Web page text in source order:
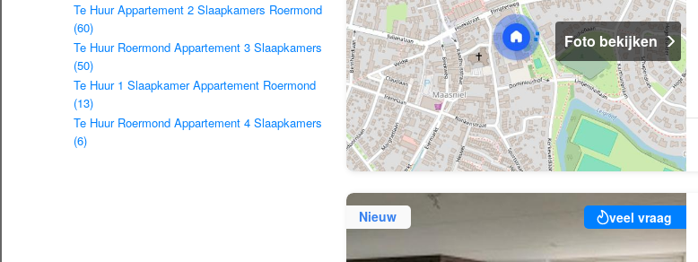
Te Huur Appartement 2 Slaapkamers Roermond
(60)
Te Huur Roermond Appartement 3 Slaapkamers
(50)
Te Huur 1 Slaapkamer Appartement Roermond
(13)
Te Huur Roermond Appartement 4 Slaapkamers
(6)
Foto bekijken
Nieuw veel vraag